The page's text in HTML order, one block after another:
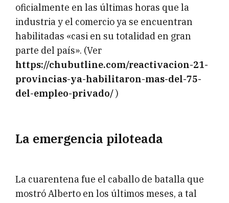
oficialmente en las últimas horas que la
industria y el comercio ya se encuentran
habilitadas «casi en su totalidad en gran
parte del país». (Ver
https://chubutline.com/reactivacion-21-
provincias-ya-habilitaron-mas-del-75-
del-empleo-privado/)
La emergencia piloteada
La cuarentena fue el caballo de batalla que
mostró Alberto en los últimos meses, a tal